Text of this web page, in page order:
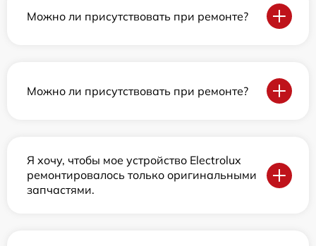
Можно ли присутствовать при ремонте?
Можно ли присутствовать при ремонте?
Я хочу, чтобы мое устройство Electrolux
ремонтировалось только оригинальными
запчастями.